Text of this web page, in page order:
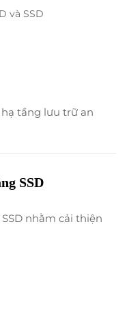
và SSD
tầng lưu trữ an
SSD
nhằm cải thiện